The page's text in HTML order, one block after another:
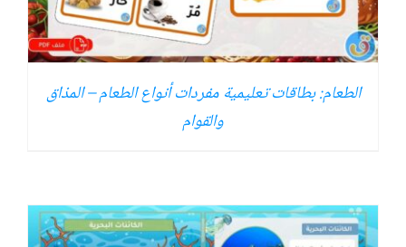
الطعام: بطاقات تعليمية مفردات أنواع الطعام – المذاق
والقوام